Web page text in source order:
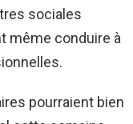
sociales
même conduire à
pourraient bien